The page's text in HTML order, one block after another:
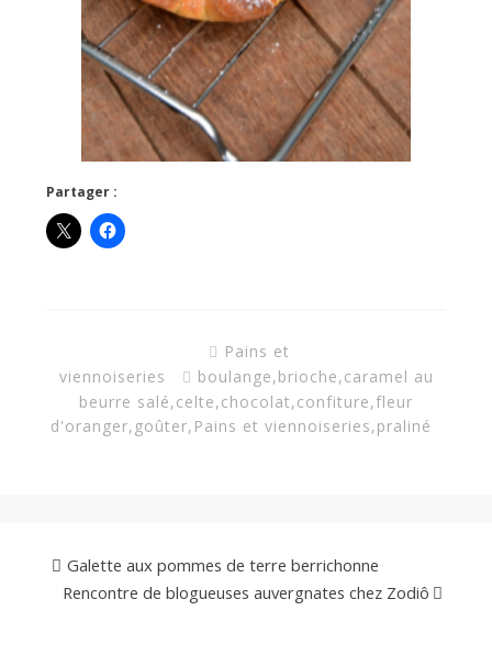
Partager :
Pains et
viennoiseries
boulange,brioche,caramel au
beurre salé,celte,chocolat,confiture,fleur
d'oranger, goûter, Pains et viennoiseries,praliné
Galette aux pommes de terre berrichonne
Rencontre de blogueuses auvergnates chez Zodiô